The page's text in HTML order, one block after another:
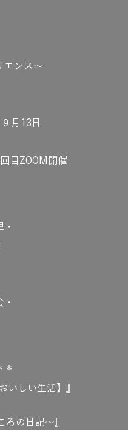
エンス～
月13日
目ZOOM開催
いしい生活】』
の日記～』